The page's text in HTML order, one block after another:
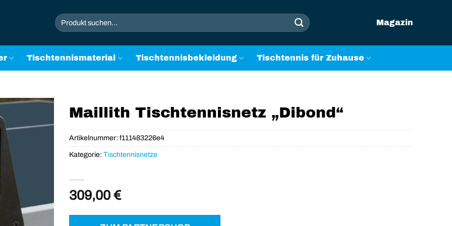
Suchen
nach:
Magazin
Tischtennismaterial Tischtennisbekleidung Tischtennis für Zuhause
Maillith Tischtennisnetz „Dibond“
309,00€
Artikelnummer:f111483226e4
Kategorie:Tischtennisnetze